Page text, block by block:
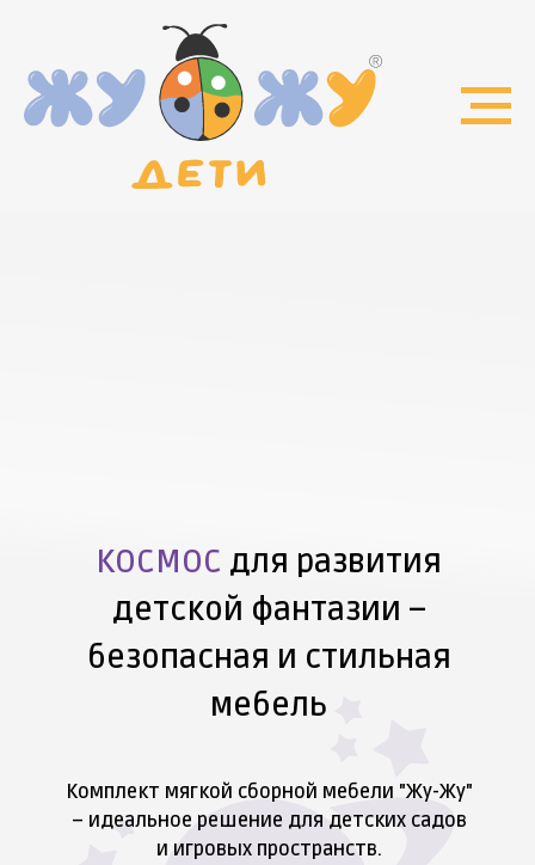
КОСМОС для развития
детской фантазии –
безопасная и стильная
мебель
Комплект мягкой сборной мебели "Жу-Жу"
– идеальное решение для детских садов
и игровых пространств.